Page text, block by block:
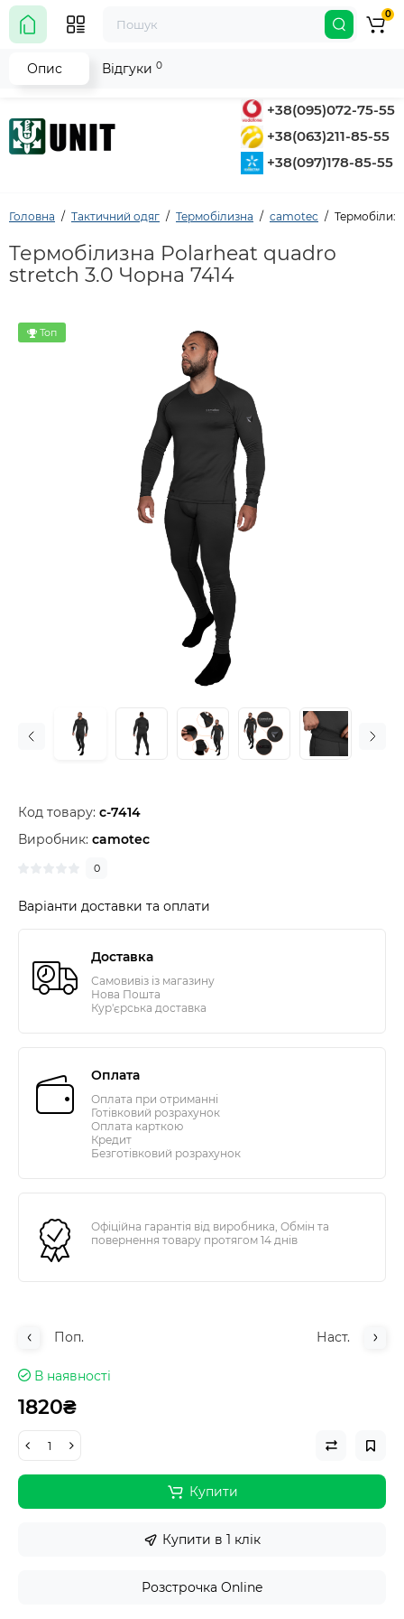
+38(095)072-75-55
+38(063)211-85-55
+38(097)178-85-55
0
Головна Тактичний одяг Термобілизна camotec
Термобілизна Polarheat quadro
stretch 3.0 Чорна 7414
Топ
Код товару: c-7414
Виробник: camotec
0
Варіанти доставки та оплати
Доставка
Самовивіз із магазину
Нова Пошта
Кур'єрська доставка
Оплата
Оплата при отриманні
Готівковий розрахунок
Оплата карткою
Кредит
Безготівковий розрахунок
Офіційна гарантія від виробника, Обмін та
повернення товару протягом 14 днів
Поп. Наст.
В наявності
1820₴
Купити
Купити в 1 клік
Розстрочка Online
Опис Відгуки 0